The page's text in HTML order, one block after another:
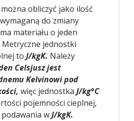
można obliczyć jako ilość
do zmiany
materiału o jeden
jednostki
to J/kgK. Należy
Celsjusz jest
Kelvinowi pod
więc jednostka J/kg°C
pojemności cieplnej,
wJ/kgK.